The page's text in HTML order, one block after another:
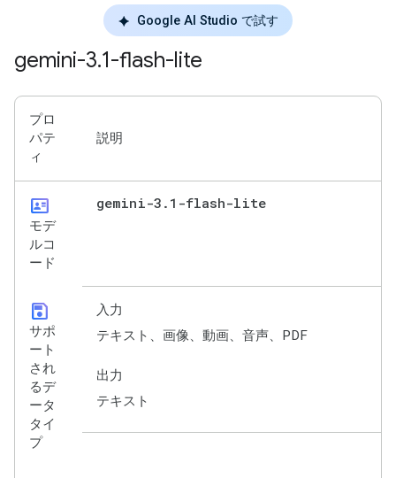
Google AI Studio で試す
gemini-3.1-flash-lite
プロ
パテ
ィ
説明
id_card
モデ
ルコ
ード
gemini-3 . 1-flash-lite
save
サポ
ート
され
るデ
ータ
タイ
プ
入力
テキスト、画像、動画、音声、PDF
出力
テキスト